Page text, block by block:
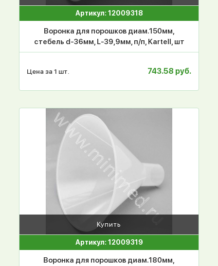
Артикул: 12009318
Воронка для порошков диам.150мм,
стебель d-36мм, L-39,9мм, п/п, Kartell, шт
Цена за 1 шт. 743.58 руб.
Купить
Артикул: 12009319
Воронка для порошков диам.180мм,